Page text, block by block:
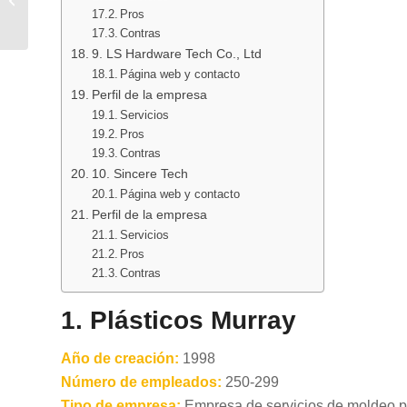
Pros
Contras
9. LS Hardware Tech Co., Ltd
Página web y contacto
Perfil de la empresa
Servicios
Pros
Contras
10. Sincere Tech
Página web y contacto
Perfil de la empresa
Servicios
Pros
Contras
1. Plásticos Murray
Año de creación: 1998
Número de empleados: 250-299
por inyección de la